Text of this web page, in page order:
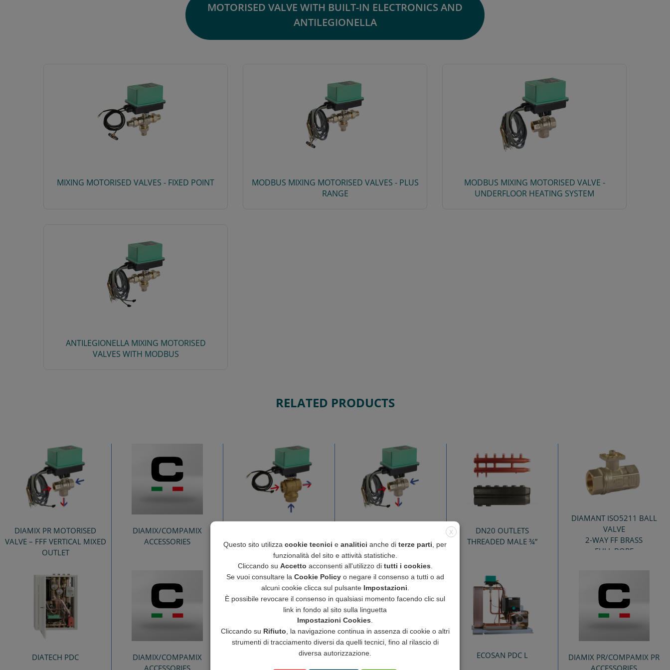
MOTORISED VALVE WITH BUILT-IN ELECTRONICS AND
ANTILEGIONELLA
MIXING MOTORISED VALVES - FIXED POINT
MODBUS MIXING MOTORISED VALVES - PLUS
RANGE
MODBUS MIXING MOTORISED VALVE -
UNDERFLOOR HEATING SYSTEM
ANTILEGIONELLA MIXING MOTORISED
VALVES WITH MODBUS
RELATED PRODUCTS
DIAMIX PR MOTORISED
VALVE – FFF VERTICAL MIXED
OUTLET
DIAMIX/COMPAMIX
ACCESSORIES
VERTICAL IN LINE MIXED
OUTLET
MOTORISED VALVE – FFF
VERTICAL MIXED OUTLET
DN20 OUTLETS
THREADED MALE ¾”
DIAMANT ISO5211 BALL
VALVE
2-WAY FF BRASS
FULL BORE
DIATECH PDC
DIAMIX/COMPAMIX
ACCESSORIES
DIAMANT PILOT ECOSAN PDC L
DIAMIX PR/COMPAMIX PR
X
Questo sito utilizza cookie tecnici e analitici anche di terze parti , per
funzionalità del sito e attività statistiche.
Cliccando su Accetto acconsenti all'utilizzo di tutti i cookies
Se vuoi consultare la Cookie Policyo negare il consenso a tutti o ad
alcuni cookie clicca sul pulsante Impostazioni
È possibile revocare il consenso in qualsiasi momento facendo clic sul
link in fondo al sito sulla linguetta
Impostazioni Cookies
Cliccando su Rifiuto , la navigazione continua in assenza di cookie o altri
strumenti di tracciamento diversi da quelli tecnici, fino al rilascio di
diversa autorizzazione.